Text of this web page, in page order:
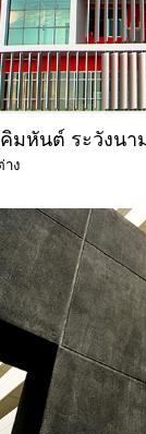
มหันต์ ระวังนา
ง